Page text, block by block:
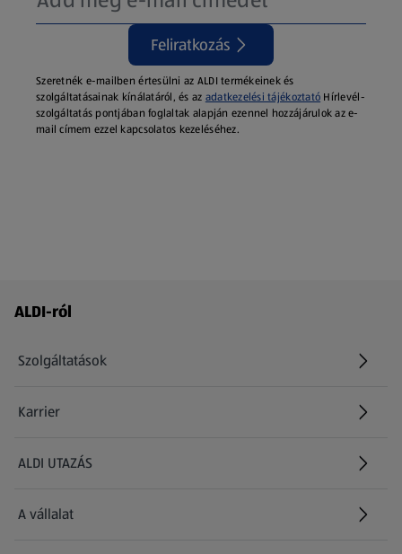
Feliratkozás
Szeretnék e-mailben értesülni az ALDI termékeinek és
szolgáltatásainak kínálatáról, és az adatkezelési tájékoztató Hírlevél-
szolgáltatás pontjában foglaltak alapján ezennel hozzájárulok az e-
mail címem ezzel kapcsolatos kezeléséhez.
Láblécmenü - további linkek
ALDI-ról
Szolgáltatások
Karrier
(új oldalon nyílik meg)
ALDI UTAZÁS
(új oldalon nyílik meg)
A vállalat